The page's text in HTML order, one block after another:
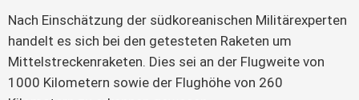
Nach Einschätzung der südkoreanischen Militärexperten
handelt es sich bei den getesteten Raketen um
Mittelstreckenraketen. Dies sei an der Flugweite von
1000 Kilometern sowie der Flughöhe von 260